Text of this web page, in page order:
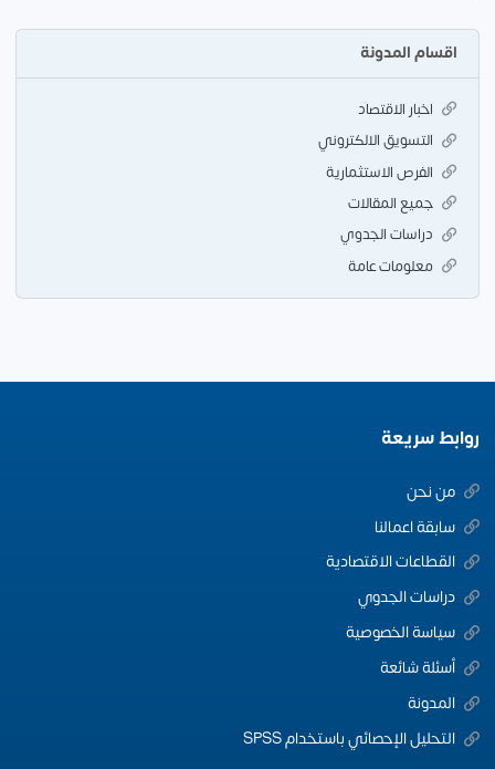
اقسام المدونة
اخبار الاقتصاد
التسويق الالكتروني
الفرص الاستثمارية
جميع المقالات
دراسات الجدوي
معلومات عامة
روابط سريعة
من نحن
سابقة اعمالنا
القطاعات الاقتصادية
دراسات الجدوي
سياسة الخصوصية
أسئلة شائعة
المدونة
التحليل الإحصائي باستخدام SPSS